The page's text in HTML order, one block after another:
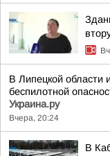
В Липецкой области
беспилотной
Украина.ру
Вчера, 20:24
В